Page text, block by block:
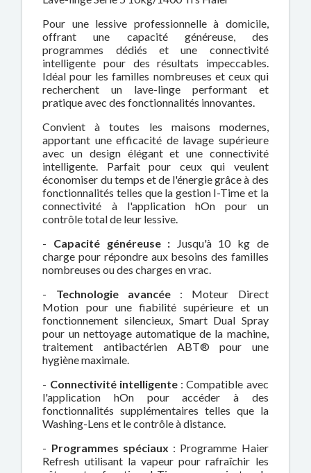
Pour une lessive professionnelle à domicile,
offrant une capacité généreuse, des
programmes dédiés et une connectivité
intelligente pour des résultats impeccables.
Idéal pour les familles nombreuses et ceux qui
recherchent un lave-linge performant et
pratique avec des fonctionnalités innovantes.
Convient à toutes les maisons modernes,
apportant une efficacité de lavage supérieure
avec un design élégant et une connectivité
intelligente. Parfait pour ceux qui veulent
économiser du temps et de l'énergie grâce à des
fonctionnalités telles que la gestion I-Time et la
connectivité à l'application hOn pour un
contrôle total de leur lessive.
- Capacité généreuse : Jusqu'à 10 kg de
charge pour répondre aux besoins des familles
nombreuses ou des charges en vrac.
- Technologie avancée: Moteur Direct
Motion pour une fiabilité supérieure et un
fonctionnement silencieux, Smart Dual Spray
pour un nettoyage automatique de la machine,
traitement antibactérien ABT® pour une
hygiène maximale.
- Connectivité intelligente: Compatible avec
l'application hOn pour accéder à des
fonctionnalités supplémentaires telles que la
Washing-Lens et le contrôle à distance.
- Programmes spéciaux : Programme Haier
Refresh utilisant la vapeur pour rafraîchir les